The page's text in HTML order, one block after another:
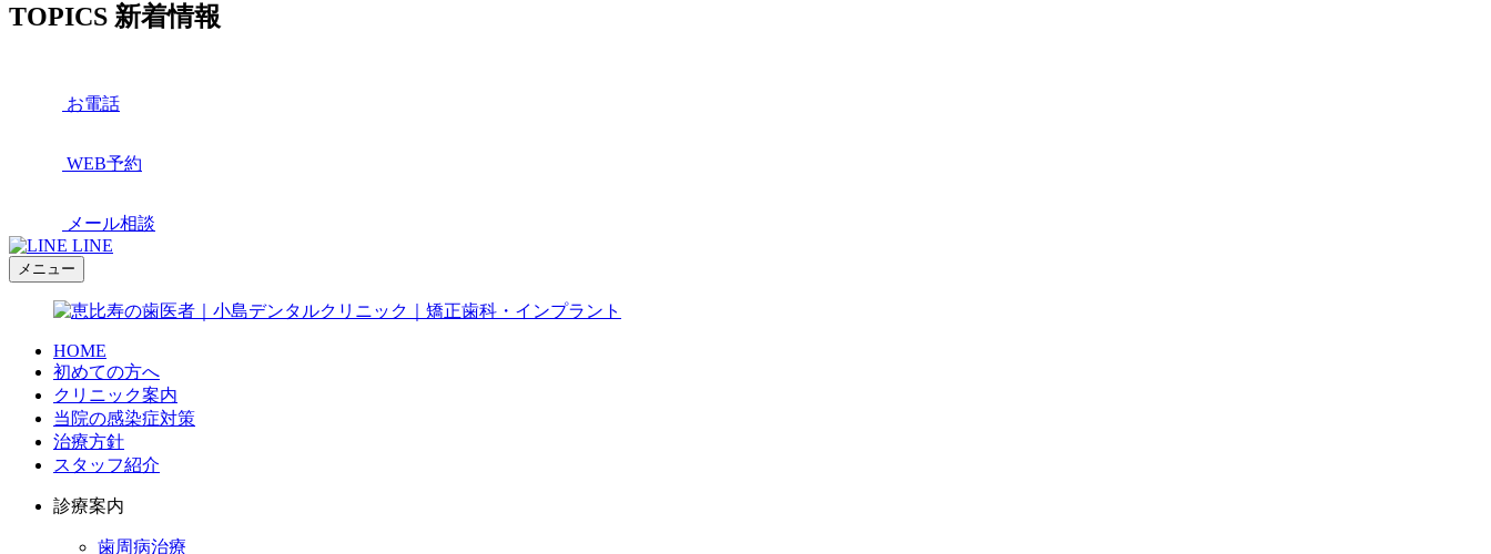
TOPICS 新着情報
お電話
WEB予約
メール相談
LINE
メニュー
HOME
初めての方へ
クリニック案内
当院の感染症対策
治療方針
スタッフ紹介
診療案内
歯周病治療